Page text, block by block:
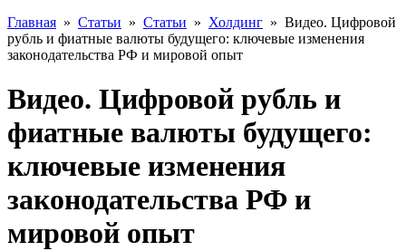
Главная » Статьи » Статьи » Холдинг » Видео. Цифровой
рубль и фиатные валюты будущего: ключевые изменения
законодательства РФ и мировой опыт
Видео. Цифровой рубль и
фиатные валюты будущего:
ключевые изменения
законодательства РФ и
мировой опыт